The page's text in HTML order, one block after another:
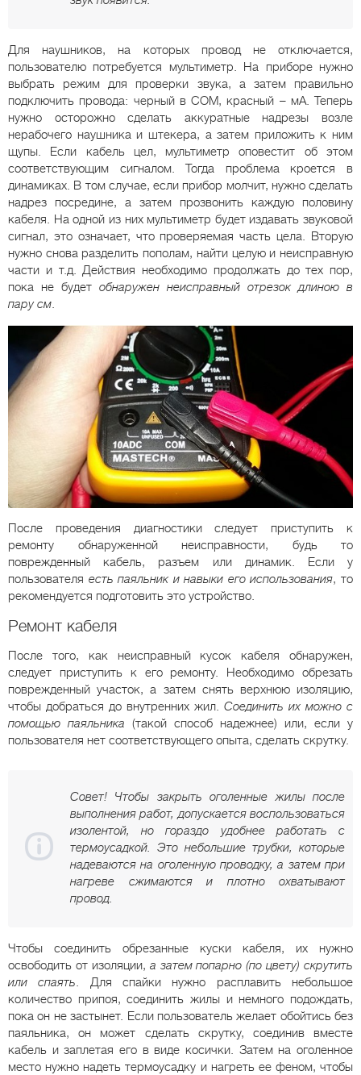
Для наушников, на которых провод не отключается,
пользователю потребуется мультиметр. На приборе нужно
выбрать режим для проверки звука, а затем правильно
подключить провода: черный в СОМ, красный – мА. Теперь
нужно осторожно сделать аккуратные надрезы возле
нерабочего наушника и штекера, а затем приложить к ним
щупы. Если кабель цел, мультиметр оповестит об этом
соответствующим сигналом. Тогда проблема кроется в
динамиках. В том случае, если прибор молчит, нужно сделать
надрез посредине, а затем прозвонить каждую половину
кабеля. На одной из них мультиметр будет издавать звуковой
сигнал, это означает, что проверяемая часть цела. Вторую
нужно снова разделить пополам, найти целую и неисправную
части и т.д. Действия необходимо продолжать до тех пор,
пока не будет обнаружен неисправный отрезок длиною в
пару см.
После проведения диагностики следует приступить к
ремонту обнаруженной неисправности, будь то
поврежденный кабель, разъем или динамик. Если у
пользователя есть паяльник и навыки его использования, то
рекомендуется подготовить это устройство.
Ремонт кабеля
После того, как неисправный кусок кабеля обнаружен,
следует приступить к его ремонту. Необходимо обрезать
поврежденный участок, а затем снять верхнюю изоляцию,
чтобы добраться до внутренних жил. Соединить их можно с
помощью паяльника (такой способ надежнее) или, если у
пользователя нет соответствующего опыта, сделать скрутку.
Совет! Чтобы закрыть оголенные жилы после
выполнения работ, допускается воспользоваться
изолентой, но гораздо удобнее работать с
термоусадкой. Это небольшие трубки, которые
надеваются на оголенную проводку, а затем при
нагреве сжимаются и плотно охватывают
провод.
Чтобы соединить обрезанные куски кабеля, их нужно
освободить от изоляции, а затем попарно (по цвету) скрутить
или спаять. Для спайки нужно расплавить небольшое
количество припоя, соединить жилы и немного подождать,
пока он не застынет. Если пользователь желает обойтись без
паяльника, он может сделать скрутку, соединив вместе
кабель и заплетая его в виде косички. Затем на оголенное
место нужно надеть термоусадку и нагреть ее феном, чтобы